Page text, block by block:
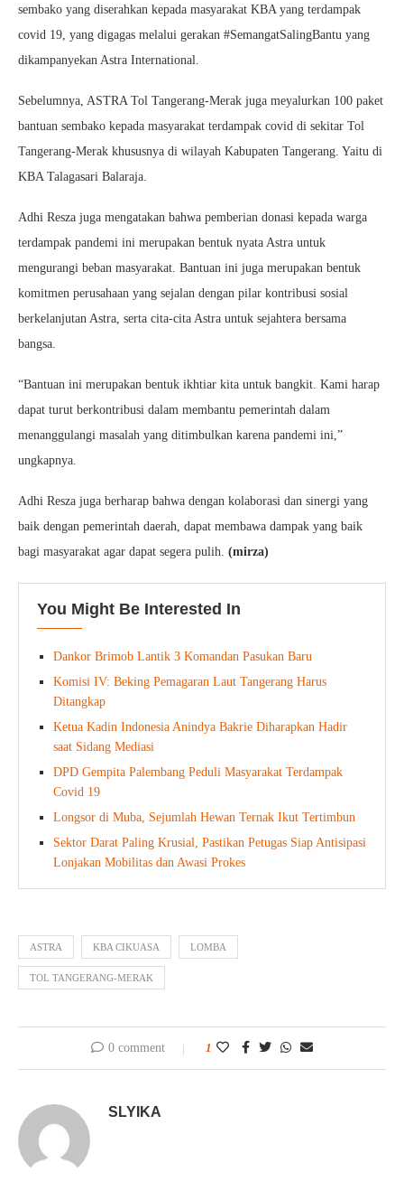
sembako yang diserahkan kepada masyarakat KBA yang terdampak
covid 19, yang digagas melalui gerakan #SemangatSalingBantu yang
dikampanyekan Astra International.
Sebelumnya, ASTRA Tol Tangerang-Merak juga meyalurkan 100 paket
bantuan sembako kepada masyarakat terdampak covid di sekitar Tol
Tangerang-Merak khususnya di wilayah Kabupaten Tangerang. Yaitu di
KBA Talagasari Balaraja.
Adhi Resza juga mengatakan bahwa pemberian donasi kepada warga
terdampak pandemi ini merupakan bentuk nyata Astra untuk
mengurangi beban masyarakat. Bantuan ini juga merupakan bentuk
komitmen perusahaan yang sejalan dengan pilar kontribusi sosial
berkelanjutan Astra, serta cita-cita Astra untuk sejahtera bersama
bangsa.
“Bantuan ini merupakan bentuk ikhtiar kita untuk bangkit. Kami harap
dapat turut berkontribusi dalam membantu pemerintah dalam
menanggulangi masalah yang ditimbulkan karena pandemi ini,”
ungkapnya.
Adhi Resza juga berharap bahwa dengan kolaborasi dan sinergi yang
baik dengan pemerintah daerah, dapat membawa dampak yang baik
bagi masyarakat agar dapat segera pulih. (mirza)
You Might Be Interested In
Dankor Brimob Lantik 3 Komandan Pasukan Baru
Komisi IV: Beking Pemagaran Laut Tangerang Harus
Ditangkap
Ketua Kadin Indonesia Anindya Bakrie Diharapkan Hadir
saat Sidang Mediasi
DPD Gempita Palembang Peduli Masyarakat Terdampak
Covid 19
Longsor di Muba, Sejumlah Hewan Ternak Ikut Tertimbun
Sektor Darat Paling Krusial, Pastikan Petugas Siap Antisipasi
Lonjakan Mobilitas dan Awasi Prokes
ASTRA KBA CIKUASA LOMBA
TOL TANGERANG-MERAK
0 comment 1
SLYIKA